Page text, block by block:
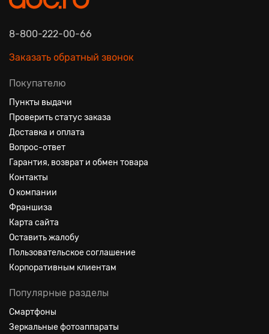
8-800-222-00-66
Заказать обратный звонок
Покупателю
Пункты выдачи
Проверить статус заказа
Доставка и оплата
Вопрос-ответ
Гарантия, возврат и обмен товара
Контакты
О компании
Франшиза
Карта сайта
Оставить жалобу
Пользовательское соглашение
Корпоративным клиентам
Популярные разделы
Смартфоны
Зеркальные фотоаппараты